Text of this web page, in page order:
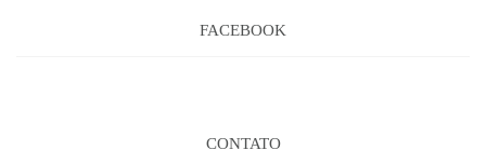
FACEBOOK
CONTATO